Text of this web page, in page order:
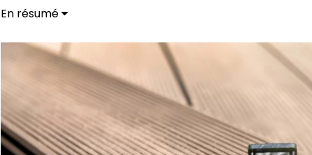
En résumé
En quoi est-il plus écologique que le bois exotique ?
Pour quel projet utiliser les lames de bois composite ?